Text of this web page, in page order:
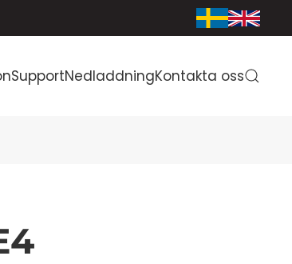
SupportNedladdningKontakta oss